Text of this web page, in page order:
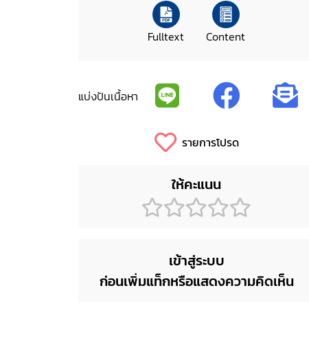
Fulltext Content
แบ่งปันเนื้อหา
รายการโปรด
ให้คะแนน
เข้าสู่ระบบ
ก่อนเพิ่มแท็กหรือแสดงความคิดเห็น